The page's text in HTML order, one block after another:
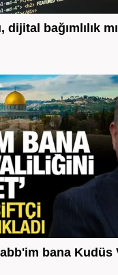
dijital bağımlılık
bana Kudüs